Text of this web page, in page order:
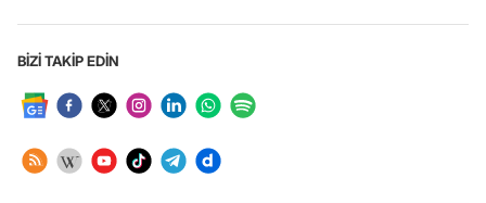
BİZİ TAKİP EDİN